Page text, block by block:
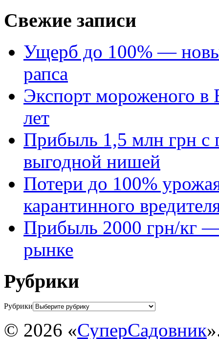
Свежие записи
Ущерб до 100% —
рапса
Экспорт мороженого в
лет
Прибыль 1,5 млн грн с
выгодной нишей
Потери до 100%
карантинного
Прибыль 2000 грн/кг —
рынке
Рубрики
Рубрики
© 2026 «СуперСадовник